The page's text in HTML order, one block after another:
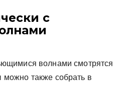
с
волнами смотрятся
также собрать в